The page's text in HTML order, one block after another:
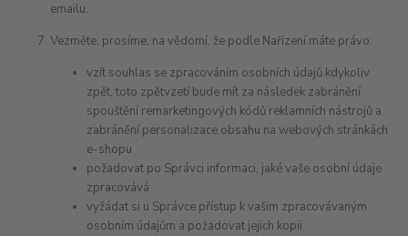
emailu.
Vezměte, prosíme, na vědomí, že podle Nařízení máte právo:
vzít souhlas se zpracováním osobních údajů kdykoliv
zpět, toto zpětvzetí bude mít za následek zabránění
spouštění remarketingových kódů reklamních nástrojů a
zabránění personalizace obsahu na webových stránkách
e-shopu
požadovat po Správci informaci, jaké vaše osobní údaje
zpracovává
vyžádat si u Správce přístup k vašim zpracovávaným
osobním údajům a požadovat jejich kopii